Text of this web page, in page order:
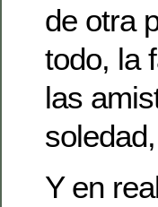
de otra
todo, la
las
Y en